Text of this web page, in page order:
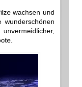
wachsen und